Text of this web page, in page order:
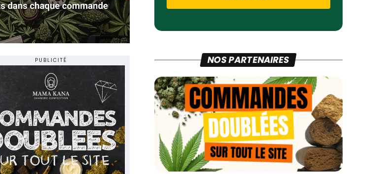
PUBLICITÉ NOS PARTENAIRES